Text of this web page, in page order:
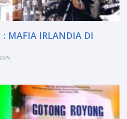
: MAFIA IRLANDIA DI